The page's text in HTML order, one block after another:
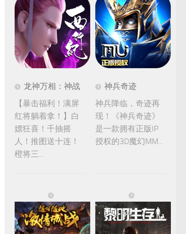
龙神万相：神战
【暴击福利！满屏
红将躺着拿！】白
嫖狂喜！千抽摇
人！推图送十连！
橙将三...
神兵奇迹
神兵降临，奇迹再
现！《神兵奇迹》
是一款拥有正版IP
授权的3D魔幻MM...